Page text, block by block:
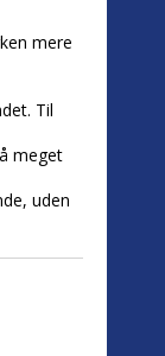
mere
Til
meget
uden